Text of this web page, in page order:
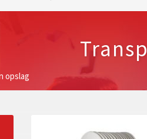
opslag